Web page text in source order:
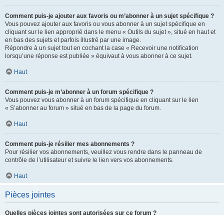
Comment puis-je ajouter aux favoris ou m’abonner à un sujet spécifique ?
Vous pouvez ajouter aux favoris ou vous abonner à un sujet spécifique en
cliquant sur le lien approprié dans le menu « Outils du sujet », situé en haut et
en bas des sujets et parfois illustré par une image.
Répondre à un sujet tout en cochant la case « Recevoir une notification
lorsqu’une réponse est publiée » équivaut à vous abonner à ce sujet.
Haut
Comment puis-je m’abonner à un forum spécifique ?
Vous pouvez vous abonner à un forum spécifique en cliquant sur le lien
« S’abonner au forum » situé en bas de la page du forum.
Haut
Comment puis-je résilier mes abonnements ?
Pour résilier vos abonnements, veuillez vous rendre dans le panneau de
contrôle de l’utilisateur et suivre le lien vers vos abonnements.
Haut
Pièces jointes
Quelles pièces jointes sont autorisées sur ce forum ?